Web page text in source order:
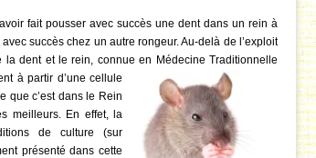
fait pousser avec succès une dent dans un rein à
succès chez un autre rongeur. Au-delà de l’exploit
dent et le rein, connue en Médecine Traditionnelle
à partir d’une cellule
que c’est dans le Rein
meilleurs. En effet, la
de culture (sur
présenté dans cette